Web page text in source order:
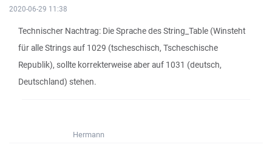
2020-06-29 11:38
Technischer Nachtrag: Die Sprache des String_Table (Winsteht
für alle Strings auf 1029 (tscheschisch, Tscheschische
Republik), sollte korrekterweise aber auf 1031 (deutsch,
Deutschland) stehen.
Hermann